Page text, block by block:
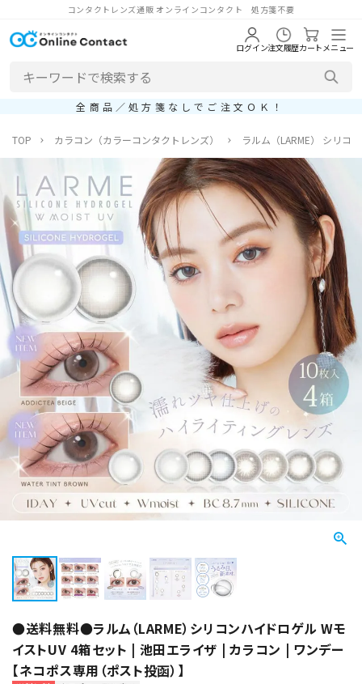
コンタクトレンズ通販 オンラインコンタクト 処方箋不要
ログイン注文履歴カートメニュー
全商品／処方箋なしでご注文ＯＫ！
TOP カラコン（カラーコンタクトレンズ） ラルム（LARME） シリコ
●送料無料●ラルム（LARME）シリコンハイドロゲル Wモ
イストUV 4箱セット | 池田エライザ | カラコン | ワンデー
【ネコポス専用（ポスト投函）】